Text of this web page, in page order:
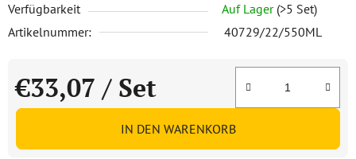
Verfügbarkeit Auf Lager (>5 Set)
Artikelnummer:
40729/22/550ML
€33,07 / Set
Verkaufspreis:
IN DEN WARENKORB